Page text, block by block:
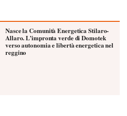
Nasce la Comunità Energetica Stilaro-
Allaro. L’impronta verde di Domotek
verso autonomia e libertà energetica nel
reggino